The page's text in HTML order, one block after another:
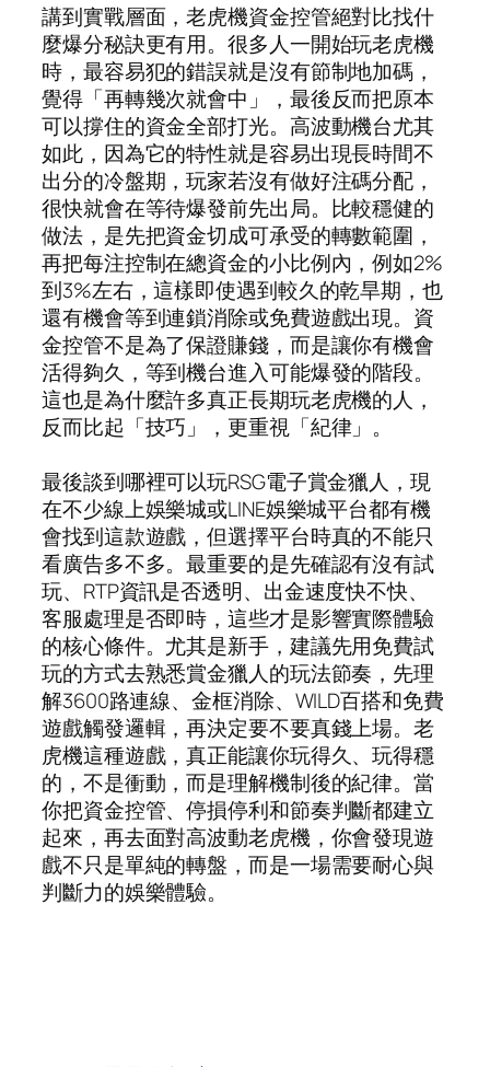
講到實戰層面，老虎機資金控管絕對比找什
麼爆分秘訣更有用。很多人一開始玩老虎機
時，最容易犯的錯誤就是沒有節制地加碼，
覺得「再轉幾次就會中」，最後反而把原本
可以撐住的資金全部打光。高波動機台尤其
如此，因為它的特性就是容易出現長時間不
出分的冷盤期，玩家若沒有做好注碼分配，
很快就會在等待爆發前先出局。比較穩健的
做法，是先把資金切成可承受的轉數範圍，
再把每注控制在總資金的小比例內，例如2%
到3%左右，這樣即使遇到較久的乾旱期，也
還有機會等到連鎖消除或免費遊戲出現。資
金控管不是為了保證賺錢，而是讓你有機會
活得夠久，等到機台進入可能爆發的階段。
這也是為什麼許多真正長期玩老虎機的人，
反而比起「技巧」，更重視「紀律」。
最後談到哪裡可以玩RSG電子賞金獵人，現
在不少線上娛樂城或LINE娛樂城平台都有機
會找到這款遊戲，但選擇平台時真的不能只
看廣告多不多。最重要的是先確認有沒有試
玩、RTP資訊是否透明、出金速度快不快、
客服處理是否即時，這些才是影響實際體驗
的核心條件。尤其是新手，建議先用免費試
玩的方式去熟悉賞金獵人的玩法節奏，先理
解3600路連線、金框消除、WILD百搭和免費
遊戲觸發邏輯，再決定要不要真錢上場。老
虎機這種遊戲，真正能讓你玩得久、玩得穩
的，不是衝動，而是理解機制後的紀律。當
你把資金控管、停損停利和節奏判斷都建立
起來，再去面對高波動老虎機，你會發現遊
戲不只是單純的轉盤，而是一場需要耐心與
判斷力的娛樂體驗。